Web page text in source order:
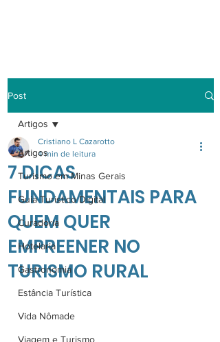
Post
Artigos
Turismo em Minas Gerais
Guia Turistico Digital
Curadoria
Hotelaria
Gastronomia
Estância Turística
Vida Nômade
Viagem e Turismo
Artigos
7 DICAS
FUNDAMENTAIS PARA
QUEM QUER
EMPREENER NO
TURISMO RURAL
Cristiano L Cazarotto
4 min de leitura